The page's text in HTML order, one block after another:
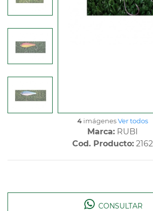
4imágenesVer todos
Marca:RUBI
Cod. Producto:2162
CONSULTAR